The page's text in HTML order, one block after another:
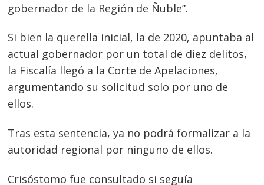
gobernador de la Región de Ñuble”.
Si bien la querella inicial, la de 2020, apuntaba al
actual gobernador por un total de diez delitos,
la Fiscalía llegó a la Corte de Apelaciones,
argumentando su solicitud solo por uno de
ellos.
Tras esta sentencia, ya no podrá formalizar a la
autoridad regional por ninguno de ellos.
Crisóstomo fue consultado si seguía
Navegación
de